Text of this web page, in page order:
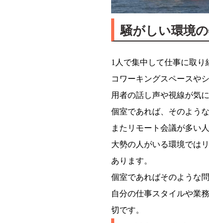
騒がしい環境
1人で集中して仕事に取り
コワーキングスペースや
用者の話し声や視線が気
個室であれば、そのよう
またリモート会議が多い
大勢の人がいる環境では
あります。
個室であればそのような
自分の仕事スタイルや業
切です。